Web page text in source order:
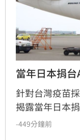
當年日本捐
針對台灣疫苗
揭露當年日本
批疫苗源於他
-449分鐘前